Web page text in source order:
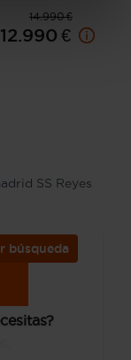
14.990 €
12.990 €
SS Reyes
búsqueda